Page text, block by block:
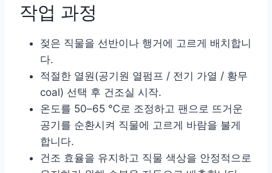
작업 과정
젖은 직물을 선반이나 행거에 고르게 배치합니
다.
적절한 열원(공기원 열펌프 / 전기 가열 / 황무
coal) 선택 후 건조실 시작.
온도를 50–65 ℃로 조정하고 팬으로 뜨거운
공기를 순환시켜 직물에 고르게 바람을 불게
합니다.
건조 효율을 유지하고 직물 색상을 안정적으로